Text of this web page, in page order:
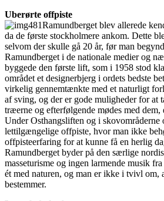
Uberørte offpiste
Ramundberget blev allerede
da de første stockholmere ankom. Dette
selvom der skulle gå 20 år, før man
Ramundberget i de nationale medier og
byggede den første lift, som i 1958 stod
området et designerbjerg i ordets bedste
virkelig gennemtænkte med et naturligt
af sving, og der er gode muligheder for at
træerne og efterfølgende mødes med
Under Osthangsliften og i
lettilgængelige offpiste, hvor man ikke
offpisteerfaring for at kunne få en herlig
Ramundberget byder på den særlige
masseturisme og ingen larmende musik
ét med naturen, og man er ikke i tvivl om,
bestemmer.